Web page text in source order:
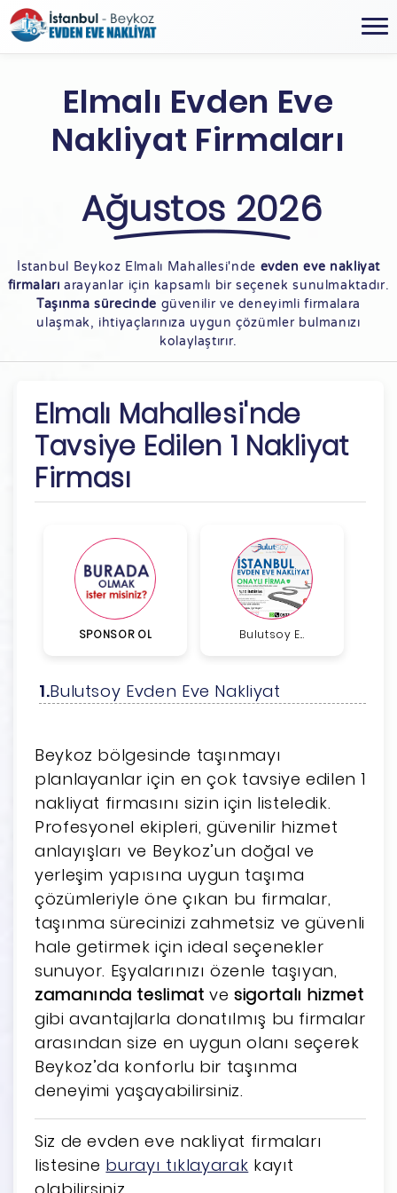
Elmalı Evden Eve
Nakliyat Firmaları
Ağustos 2026
İstanbul Beykoz Elmalı Mahallesi'nde evden eve nakliyat
firmaları arayanlar için kapsamlı bir seçenek sunulmaktadır.
Taşınma sürecinde güvenilir ve deneyimli firmalara
ulaşmak, ihtiyaçlarınıza uygun çözümler bulmanızı
kolaylaştırır.
Elmalı Mahallesi'nde
Tavsiye Edilen 1 Nakliyat
Firması
SPONSOR OL Bulutsoy E...
Bulutsoy Evden Eve Nakliyat
Beykoz bölgesinde taşınmayı
planlayanlar için en çok tavsiye edilen 1
nakliyat firmasını sizin için listeledik.
Profesyonel ekipleri, güvenilir hizmet
anlayışları ve Beykoz’un doğal ve
yerleşim yapısına uygun taşıma
çözümleriyle öne çıkan bu firmalar,
taşınma sürecinizi zahmetsiz ve güvenli
hale getirmek için ideal seçenekler
sunuyor. Eşyalarınızı özenle taşıyan,
zamanında teslimat vesigortalı hizmet
gibi avantajlarla donatılmış bu firmalar
arasından size en uygun olanı seçerek
Beykoz’da konforlu bir taşınma
deneyimi yaşayabilirsiniz.
Siz de evden eve nakliyat firmaları
listesine burayı tıklayarak kayıt